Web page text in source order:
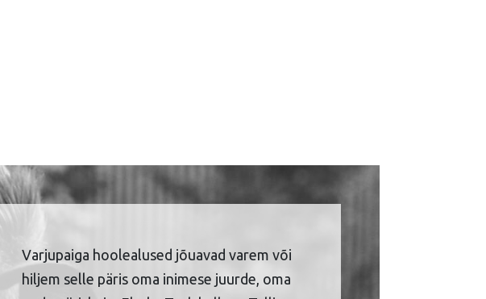
Varjupaiga hoolealused jõuavad varem või
hiljem selle päris oma inimese juurde, oma